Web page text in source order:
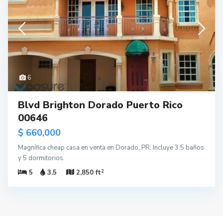
6
Blvd Brighton Dorado Puerto Rico
00646
$ 660,000
Magnífica cheap casa en venta en Dorado, PR. Incluye 3.5 baños
y 5 dormitorios.
5
3.5 2,850 ft2